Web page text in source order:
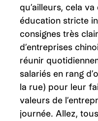
qu’ailleurs, cela
éducation stricte
consignes très
d’entreprises
réunir
salariés en rang
la rue) pour leur
valeurs de
journée. Allez,